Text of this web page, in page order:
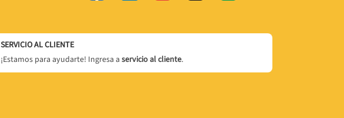
SERVICIO AL CLIENTE
¡Estamos para ayudarte! Ingresa a servicio al cliente.